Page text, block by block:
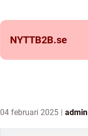
NYTTB2B.se
04 februari 2025 admin